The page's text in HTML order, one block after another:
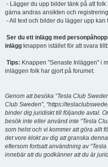
- Lägger du upp bilder tänk på att
gärna andras ansikten och
- All text och bilder du lägger upp
Ser du ett inlägg med personpåhopp
inlägg knappen istället för att svara
Tips: Knappen "Senaste Inläggen" i
inläggen folk har gjort på forumet.
Genom att besöka “Tesla Club
Club Sweden”, “https://
binder dig juridiskt till följande avtal.
besök inte eller använd inte “Tesla
som helst och vi kommer att göra allt
det vore klokt av dig att granska
eftersom fortsatt användning av
innebär att du godkänner att du är